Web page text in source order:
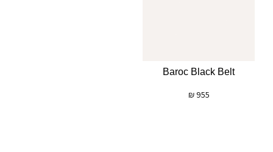
Baroc Black Belt
955
₪